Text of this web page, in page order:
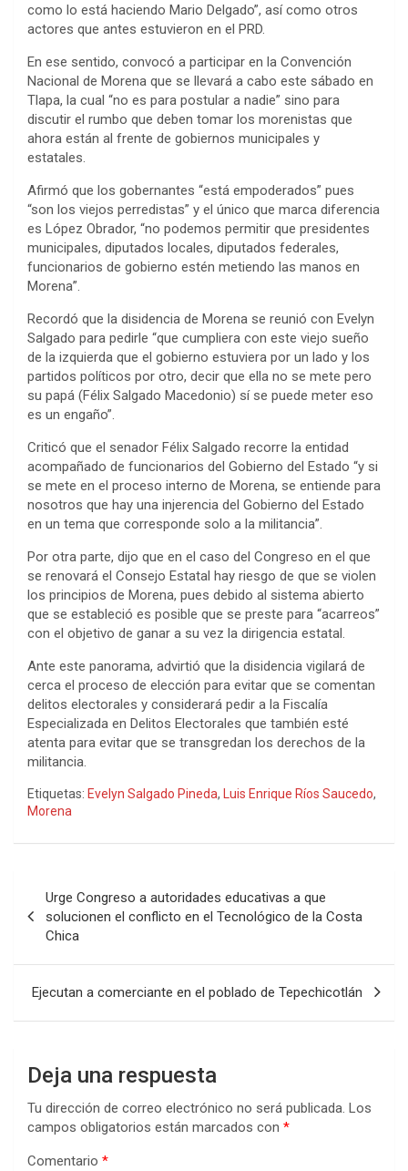
como lo está haciendo Mario Delgado”, así como otros
actores que antes estuvieron en el PRD.
En ese sentido, convocó a participar en la Convención
Nacional de Morena que se llevará a cabo este sábado en
Tlapa, la cual “no es para postular a nadie” sino para
discutir el rumbo que deben tomar los morenistas que
ahora están al frente de gobiernos municipales y
estatales.
Afirmó que los gobernantes “está empoderados” pues
“son los viejos perredistas” y el único que marca diferencia
es López Obrador, “no podemos permitir que presidentes
municipales, diputados locales, diputados federales,
funcionarios de gobierno estén metiendo las manos en
Morena”.
Recordó que la disidencia de Morena se reunió con Evelyn
Salgado para pedirle “que cumpliera con este viejo sueño
de la izquierda que el gobierno estuviera por un lado y los
partidos políticos por otro, decir que ella no se mete pero
su papá (Félix Salgado Macedonio) sí se puede meter eso
es un engaño”.
Criticó que el senador Félix Salgado recorre la entidad
acompañado de funcionarios del Gobierno del Estado “y si
se mete en el proceso interno de Morena, se entiende para
nosotros que hay una injerencia del Gobierno del Estado
en un tema que corresponde solo a la militancia”.
Por otra parte, dijo que en el caso del Congreso en el que
se renovará el Consejo Estatal hay riesgo de que se violen
los principios de Morena, pues debido al sistema abierto
que se estableció es posible que se preste para “acarreos”
con el objetivo de ganar a su vez la dirigencia estatal.
Ante este panorama, advirtió que la disidencia vigilará de
cerca el proceso de elección para evitar que se comentan
delitos electorales y considerará pedir a la Fiscalía
Especializada en Delitos Electorales que también esté
atenta para evitar que se transgredan los derechos de la
militancia.
Etiquetas: Evelyn Salgado Pineda, Luis Enrique Ríos Saucedo,
Morena
de
entradas
Urge Congreso a autoridades educativas a que
solucionen el conflicto en el Tecnológico de la Costa
Chica
Ejecutan a comerciante en el poblado de Tepechicotlán
Deja una respuesta
Tu dirección de correo electrónico no será publicada. Los
campos obligatorios están marcados con *
Comentario *